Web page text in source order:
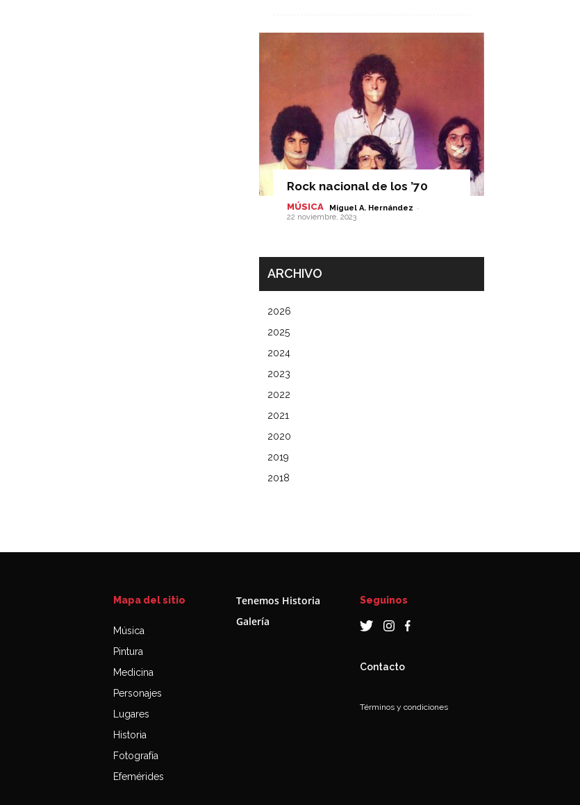
Rock nacional de los ’70
MÚSICA Miguel A. Hernández -
22 noviembre, 2023
ARCHIVO
2026
2025
2024
2023
2022
2021
2020
2019
2018
Mapa del sitio
Música
Pintura
Medicina
Personajes
Lugares
Historia
Fotografía
Efemérides
Tenemos Historia
Galería
Seguinos
Contacto
Términos y condiciones